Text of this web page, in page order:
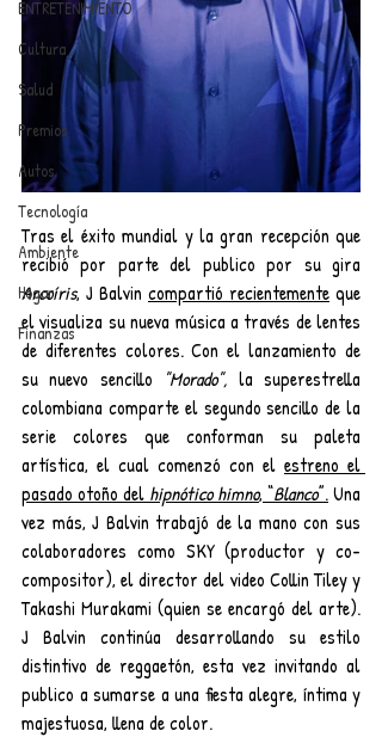
ENTRETENIMIENTO
Cultura
Salud
Premios
Autos
Tecnología
Ambiente
Hogar
Finanzas
Tras el éxito mundial y la gran recepción que
Arcoíris, J Balvin compartió recientemente que
el visualiza su nueva música a través de lentes
de diferentes colores. Con el lanzamiento de
su nuevo sencillo "Morado", la superestrella
colombiana comparte el segundo sencillo de la
serie colores que conforman su paleta
artística, el cual comenzó con el estreno el
pasado otoño del hipnótico himno, “Blanco”. Una
vez más, J Balvin trabajó de la mano con sus
colaboradores como SKY (productor y co-
compositor), el director del video Collin Tiley y
Takashi Murakami (quien se encargó del arte).
J Balvin continúa desarrollando su estilo
distintivo de reggaetón, esta vez invitando al
publico a sumarse a una fiesta alegre, íntima y
majestuosa, llena de color.